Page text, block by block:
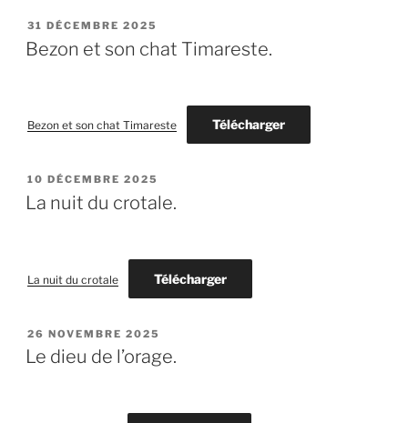
PUBLIÉ
LE
31 DÉCEMBRE 2025
Bezon et son chat Timareste.
Bezon et son chat Timareste Télécharger
PUBLIÉ
LE
10 DÉCEMBRE 2025
La nuit du crotale.
La nuit du crotale Télécharger
PUBLIÉ
LE
26 NOVEMBRE 2025
Le dieu de l’orage.